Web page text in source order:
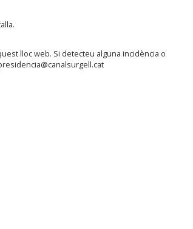
lloc web. Si detecteu alguna incidència o